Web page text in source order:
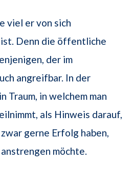
viel er von sich
Denn die öffentliche
der im
angreifbar. In der
Traum, in welchem man
als Hinweis darauf,
gerne Erfolg haben,
möchte.